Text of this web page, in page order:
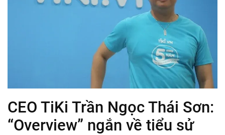
CEO TiKi Trần Ngọc Thái Sơn:
“Overview” ngắn về tiểu sử